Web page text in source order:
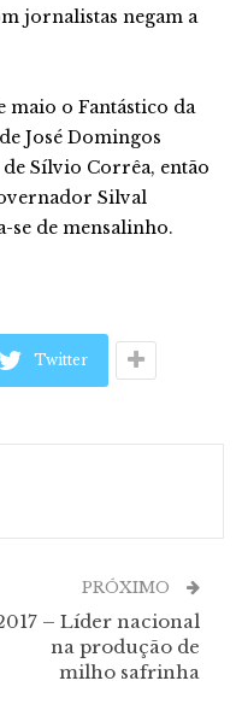
jornalistas negam a
maio o Fantástico da
José Domingos
Sílvio Corrêa, então
Silval
se de mensalinho.
Twitter
PRÓXIMO
– Líder nacional
na produção de
milho safrinha